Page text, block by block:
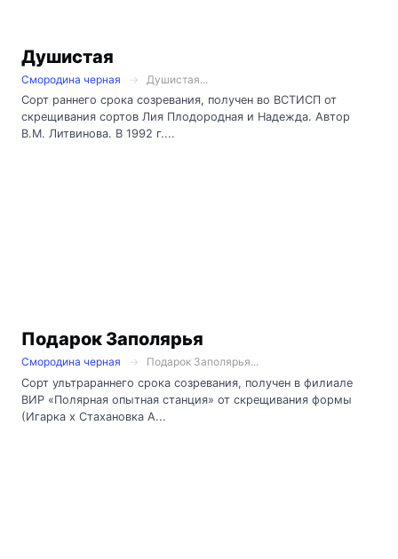
Душистая
Смородина черная
Душистая...
Сорт раннего срока созревания, получен во ВСТИСП от
скрещивания сортов Лия Плодородная и Надежда. Автор
В.М. Литвинова. В 1992 г....
Подарок Заполярья
Смородина черная
Подарок Заполярья...
Сорт ультрараннего срока созревания, получен в филиале
ВИР «Полярная опытная станция» от скрещивания формы
(Игарка х Стахановка А...